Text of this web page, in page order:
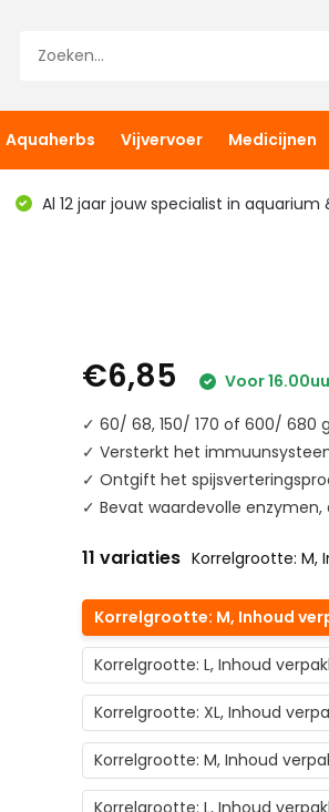
Aquaherbs Vijvervoer Medicijnen
Al 12 jaar jouw specialist in aquarium
€6,85
Voor
✓ 60/ 68, 150/ 170 of 600/ 680
✓ Versterkt het
✓ Ontgift het
✓ Bevat waardevolle enzymen,
11 variaties Korrelgrootte: M,
Korrelgrootte: M, Inhoud
Korrelgrootte: L, Inhoud
Korrelgrootte: XL, Inhoud
Korrelgrootte: M, Inhoud
Korrelgrootte: L, Inhoud